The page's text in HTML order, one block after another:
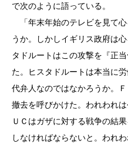
で次のように語っている。
「年末年始のテレビを見て
うか。しかしイギリス政府は
タドルートはこの攻撃を『正
た。ヒスタドルートは本当に
代弁人なのではなかろうか。
撤去を呼びかけた。われわれ
ＵＣはガザに対する戦争の結
しなければならないと。われ